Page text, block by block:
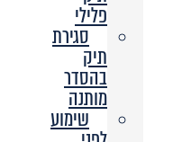
פלילי
סגירת
תיק
בהסדר
מותנה
שימוע